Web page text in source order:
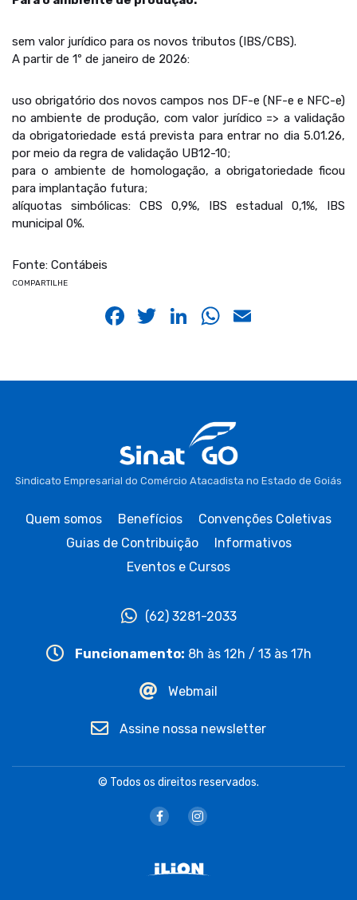
sem valor jurídico para os novos tributos (IBS/CBS).
A partir de 1º de janeiro de 2026:
uso obrigatório dos novos campos nos DF-e (NF-e e NFC-e)
no ambiente de produção, com valor jurídico => a validação
da obrigatoriedade está prevista para entrar no dia 5.01.26,
por meio da regra de validação UB12-10;
para o ambiente de homologação, a obrigatoriedade ficou
para implantação futura;
alíquotas simbólicas: CBS 0,9%, IBS estadual 0,1%, IBS
municipal 0%.
Fonte: Contábeis
COMPARTILHE
Facebook
Twitter
LinkedIn
WhatsApp
Sindicato Empresarial do Comércio Atacadista no Estado de Goiás
Quem somos Benefícios
Convenções Coletivas
Guias de Contribuição
Informativos
Eventos e Cursos
(62) 3281-2033
Funcionamento: 8h às 12h / 13 às 17h
Webmail
Assine nossa newsletter
© Todos os direitos reservados.